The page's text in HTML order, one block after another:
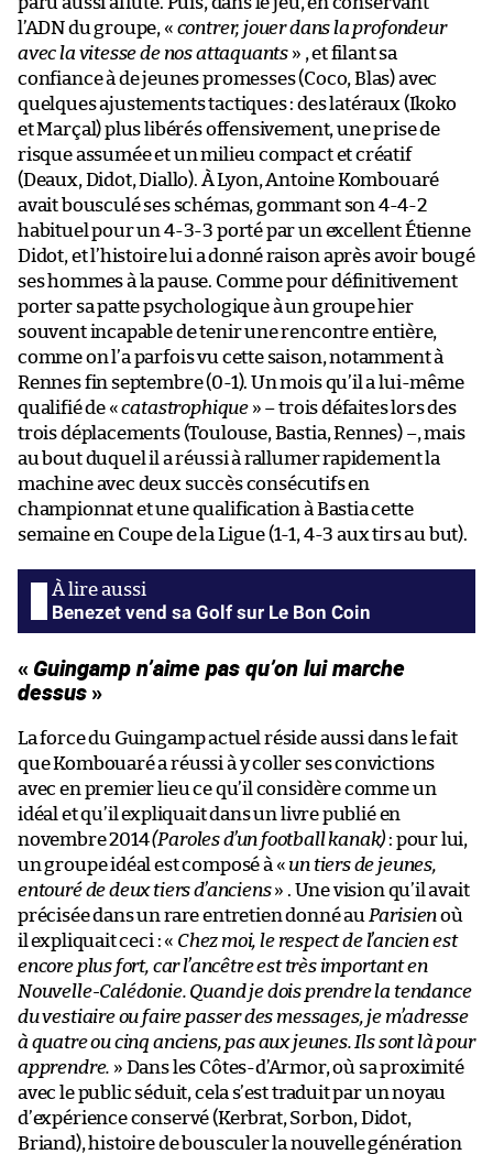
l’ADN du groupe, « contrer, jouer dans la profondeur
avec la vitesse de nos attaquants » , et filant sa
confiance à de jeunes promesses (Coco, Blas) avec
quelques ajustements tactiques : des latéraux (Ikoko
et Marçal) plus libérés offensivement, une prise de
risque assumée et un milieu compact et créatif
(Deaux, Didot, Diallo). À Lyon, Antoine Kombouaré
avait bousculé ses schémas, gommant son 4-4-2
habituel pour un 4-3-3 porté par un excellent Étienne
Didot, et l’histoire lui a donné raison après avoir bougé
ses hommes à la pause. Comme pour définitivement
porter sa patte psychologique à un groupe hier
souvent incapable de tenir une rencontre entière,
comme on l’a parfois vu cette saison, notamment à
Rennes fin septembre (0-1). Un mois qu’il a lui-même
qualifié de «catastrophique» – trois défaites lors des
trois déplacements (Toulouse, Bastia, Rennes) –, mais
au bout duquel il a réussi à rallumer rapidement la
machine avec deux succès consécutifs en
championnat et une qualification à Bastia cette
semaine en Coupe de la Ligue (1-1, 4-3 aux tirs au but).
Benezet vend sa Golf sur Le Bon Coin
«Guingamp n’aime pas qu’on lui marche
dessus»
La force du Guingamp actuel réside aussi dans le fait
que Kombouaré a réussi à y coller ses convictions
avec en premier lieu ce qu’il considère comme un
idéal et qu’il expliquait dans un livre publié en
novembre 2014(Paroles d’un football kanak) : pour lui,
un groupe idéal est composé à «un tiers de jeunes,
entouré de deux tiers d’anciens» . Une vision qu’il avait
précisée dans un rare entretien donné au Parisienoù
il expliquait ceci : « Chez moi, le respect de l’ancien est
encore plus fort, car l’ancêtre est très important en
Nouvelle-Calédonie. Quand je dois prendre la tendance
du vestiaire ou faire passer des messages, je m’adresse
à quatre ou cinq anciens, pas aux jeunes. Ils sont là pour
apprendre. » Dans les Côtes-d’Armor, où sa proximité
avec le public séduit, cela s’est traduit par un noyau
d’expérience conservé (Kerbrat, Sorbon, Didot,
Briand), histoire de bousculer la nouvelle génération